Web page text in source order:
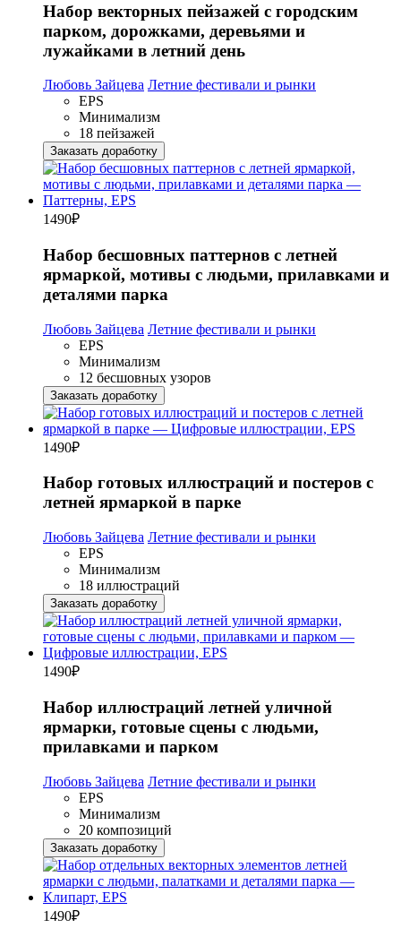
Набор векторных пейзажей с городским
парком, дорожками, деревьями и
лужайками в летний день
Любовь Зайцева Летние фестивали и рынки
EPS
Минимализм
18 пейзажей
Заказать доработку
1490₽
Набор бесшовных паттернов с летней
ярмаркой, мотивы с людьми, прилавками и
деталями парка
Любовь Зайцева Летние фестивали и рынки
EPS
Минимализм
12 бесшовных узоров
Заказать доработку
1490₽
Набор готовых иллюстраций и постеров с
летней ярмаркой в парке
Любовь Зайцева Летние фестивали и рынки
EPS
Минимализм
18 иллюстраций
Заказать доработку
1490₽
Набор иллюстраций летней уличной
ярмарки, готовые сцены с людьми,
прилавками и парком
Любовь Зайцева Летние фестивали и рынки
EPS
Минимализм
20 композиций
Заказать доработку
1490₽